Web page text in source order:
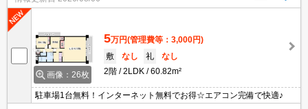
画像：26枚
5万円(管理費等：3,000円)
敷
なし 礼
なし
2階
2LDK 60.82m²
駐車場1台無料！インターネット無料でお得☆エアコン完備で快適♪